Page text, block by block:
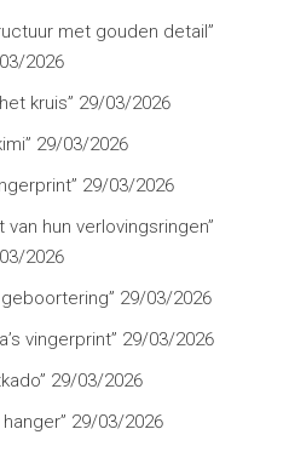
met gouden detail”
2026
kruis” 29/03/2026
29/03/2026
29/03/2026
van hun verlovingsringen”
2026
29/03/2026
vingerprint” 29/03/2026
29/03/2026
29/03/2026